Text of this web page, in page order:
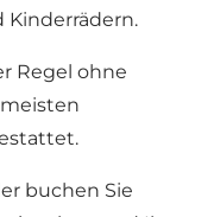
Kinderrädern.
Regel ohne
buchen Sie